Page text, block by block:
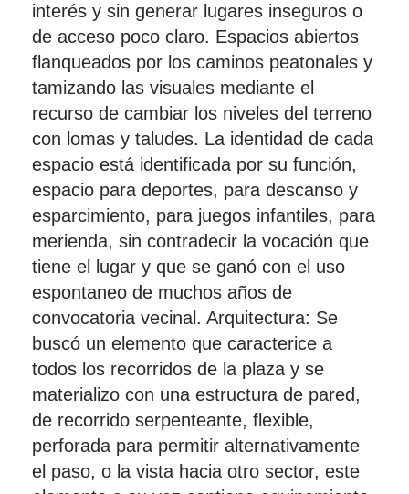
interés y sin generar lugares inseguros o
de acceso poco claro. Espacios abiertos
flanqueados por los caminos peatonales y
tamizando las visuales mediante el
recurso de cambiar los niveles del terreno
con lomas y taludes. La identidad de cada
espacio está identificada por su función,
espacio para deportes, para descanso y
esparcimiento, para juegos infantiles, para
merienda, sin contradecir la vocación que
tiene el lugar y que se ganó con el uso
espontaneo de muchos años de
convocatoria vecinal. Arquitectura: Se
buscó un elemento que caracterice a
todos los recorridos de la plaza y se
materializo con una estructura de pared,
de recorrido serpenteante, flexible,
perforada para permitir alternativamente
el paso, o la vista hacia otro sector, este